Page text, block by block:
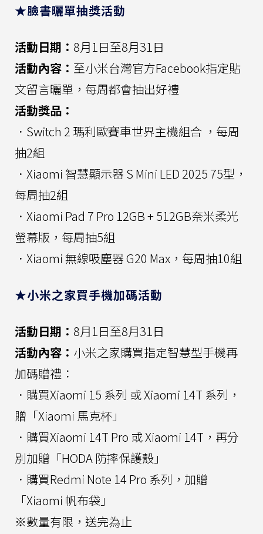
★臉書曬單抽獎活動
活動日期： 8月1日至8月31日
活動內容： 至小米台灣官方Facebook指定貼
文留言曬單，每周都會抽出好禮
活動獎品：
．Switch 2 瑪利歐賽車世界主機組合 ，每周
抽2組
．Xiaomi 智慧顯示器 S Mini LED 2025 75型，
每周抽2組
．Xiaomi Pad 7 Pro 12GB + 512GB奈米柔光
螢幕版，每周抽5組
．Xiaomi 無線吸塵器 G20 Max，每周抽10組
★小米之家買手機加碼活動
活動日期： 8月1日至8月31日
活動內容： 小米之家購買指定智慧型手機再
加碼贈禮：
．購買Xiaomi 15 系列 或 Xiaomi 14T 系列，
贈「Xiaomi 馬克杯」
．購買Xiaomi 14T Pro 或 Xiaomi 14T，再分
別加贈「HODA 防摔保護殼」
．購買Redmi Note 14 Pro 系列，加贈
「Xiaomi 帆布袋」
※數量有限，送完為止